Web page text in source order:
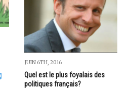
JUIN 6TH, 2016
Quel est le plus foyalais des
politiques français?